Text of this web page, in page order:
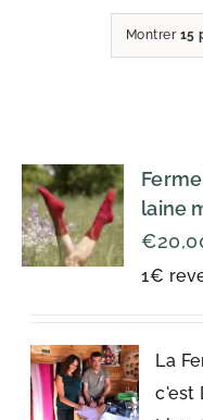
Montrer 15
laine
1€
€
La
c'est